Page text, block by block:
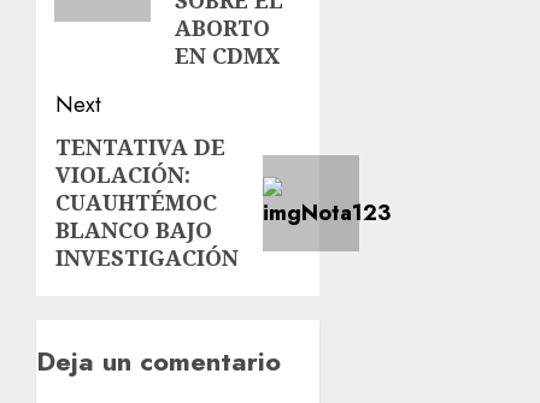
ABORTO
EN CDMX
Next
TENTATIVA DE
VIOLACIÓN:
CUAUHTÉMOC
BLANCO BAJO
INVESTIGACIÓN
Deja un comentario